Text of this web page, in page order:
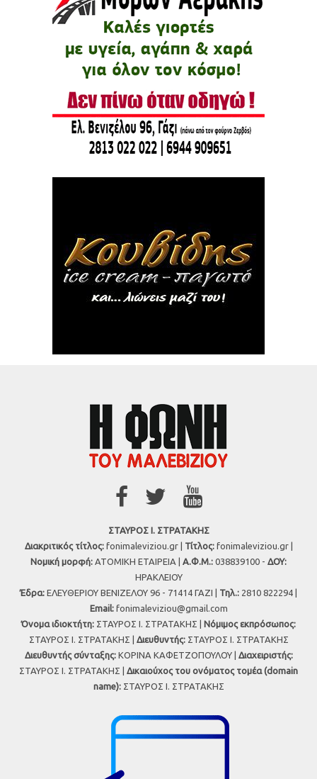
ΣΤΑΥΡΟΣ Ι. ΣΤΡΑΤΑΚΗΣ
Διακριτικός τίτλος:fonimaleviziou.gr | Τίτλος:fonimaleviziou.gr |
Νομική μορφή: ΑΤΟΜΙΚΗ ΕΤΑΙΡΕΙΑ | Α.Φ.Μ.: 038839100 - ΔΟΥ:
ΗΡΑΚΛΕΙΟΥ
Έδρα: ΕΛΕΥΘΕΡΙΟΥ ΒΕΝΙΖΕΛΟΥ 96 - 71414 ΓΑΖΙ | Τηλ.: 2810 822294 |
Εmail: fonimaleviziou@gmail.com
Όνομα ιδιοκτήτη: ΣΤΑΥΡΟΣ Ι. ΣΤΡΑΤΑΚΗΣ | Νόμιμος εκπρόσωπος:
ΣΤΑΥΡΟΣ Ι. ΣΤΡΑΤΑΚΗΣ | Διευθυντής:ΣΤΑΥΡΟΣ Ι. ΣΤΡΑΤΑΚΗΣ
Διευθυντής σύνταξης:ΚΟΡΙΝΑ ΚΑΦΕΤΖΟΠΟΥΛΟΥ | Διαχειριστής:
ΣΤΑΥΡΟΣ Ι. ΣΤΡΑΤΑΚΗΣ | Δικαιούχος του ονόματος τομέα (domain
name):ΣΤΑΥΡΟΣ Ι. ΣΤΡΑΤΑΚΗΣ